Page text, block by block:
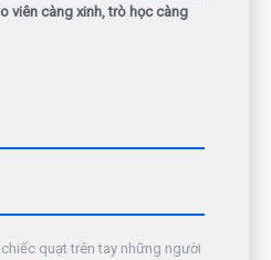
viên càng xinh, trò học càng
quạt trên tay những người